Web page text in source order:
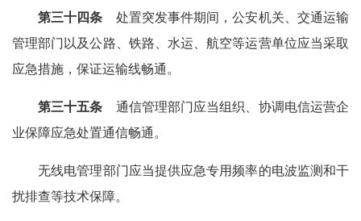
第三十四条 处置突发事件期间，公安机关、交通运输
管理部门以及公路、铁路、水运、航空等运营单位应当采取
应急措施，保证运输线畅通。
第三十五条 通信管理部门应当组织、协调电信运营企
业保障应急处置通信畅通。
无线电管理部门应当提供应急专用频率的电波监测和干
扰排查等技术保障。